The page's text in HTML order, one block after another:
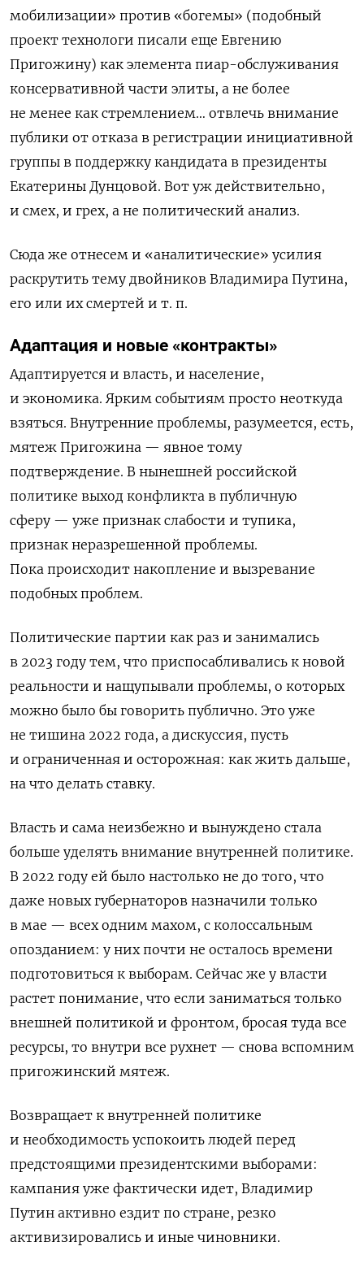
мобилизации» против «богемы» (подобный
проект технологи писали еще Евгению
Пригожину) как элемента пиар-обслуживания
консервативной части элиты, а не более
не менее как стремлением… отвлечь внимание
публики от отказа в регистрации инициативной
группы в поддержку кандидата в президенты
Екатерины Дунцовой. Вот уж действительно,
и смех, и грех, а не политический анализ.
Сюда же отнесем и «аналитические» усилия
раскрутить тему двойников Владимира Путина,
его или их смертей и т. п.
Адаптация и новые «контракты»
Адаптируется и власть, и население,
и экономика. Ярким событиям просто неоткуда
взяться. Внутренние проблемы, разумеется, есть,
мятеж Пригожина — явное тому
подтверждение. В нынешней российской
политике выход конфликта в публичную
сферу — уже признак слабости и тупика,
признак неразрешенной проблемы.
Пока происходит накопление и вызревание
подобных проблем.
Политические партии как раз и занимались
в 2023 году тем, что приспосабливались к новой
реальности и нащупывали проблемы, о которых
можно было бы говорить публично. Это уже
не тишина 2022 года, а дискуссия, пусть
и ограниченная и осторожная: как жить дальше,
на что делать ставку.
Власть и сама неизбежно и вынуждено стала
больше уделять внимание внутренней политике.
В 2022 году ей было настолько не до того, что
даже новых губернаторов назначили только
в мае — всех одним махом, с колоссальным
опозданием: у них почти не осталось времени
подготовиться к выборам. Сейчас же у власти
растет понимание, что если заниматься только
внешней политикой и фронтом, бросая туда все
ресурсы, то внутри все рухнет — снова вспомним
пригожинский мятеж.
Возвращает к внутренней политике
и необходимость успокоить людей перед
предстоящими президентскими выборами:
кампания уже фактически идет, Владимир
Путин активно ездит по стране, резко
активизировались и иные чиновники.